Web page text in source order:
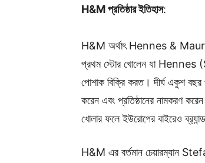
H&M প্রতিষ্ঠার ইতিহাস:
H&M অর্থাৎ Hennes &
প্রথম স্টোর খোলেন যা Hennes
পোশাক বিক্রি করত। দীর্ঘ একুশ বছর
করেন এবং প্রতিষ্ঠানের নামকরণ
খোলার ফলে ইউরোপের বাইরেও
H&M এর বর্তমান চেয়ারম্যান